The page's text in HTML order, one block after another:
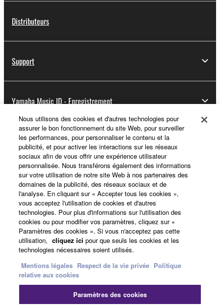
Distributeurs
Support
Yamaha Music ID - Enregistrement
A propos de Yamaha
France - French
Professionnel
Nous contacter Conditions d'utilisation
Respect de la vie privéePolitique relative aux cookies
Nous utilisons des cookies et d'autres technologies pour
assurer le bon fonctionnement du site Web, pour surveiller
les performances, pour personnaliser le contenu et la
publicité, et pour activer les interactions sur les réseaux
sociaux afin de vous offrir une expérience utilisateur
personnalisée. Nous transférons également des informations
sur votre utilisation de notre site Web à nos partenaires des
domaines de la publicité, des réseaux sociaux et de
l'analyse. En cliquant sur « Accepter tous les cookies »,
vous acceptez l'utilisation de cookies et d'autres
technologies. Pour plus d'informations sur l'utilisation des
cookies ou pour modifier vos paramètres, cliquez sur «
Paramètres des cookies ». Si vous n'acceptez pas cette
utilisation, cliquez ici pour que seuls les cookies et les
technologies nécessaires soient utilisés.
Mentions légales Respect de la vie privée Politique
relative aux cookies
Paramètres des cookies